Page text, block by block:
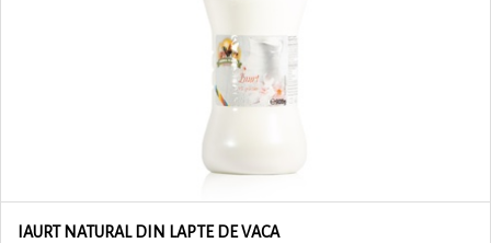
IAURT NATURAL DIN LAPTE DE VACA